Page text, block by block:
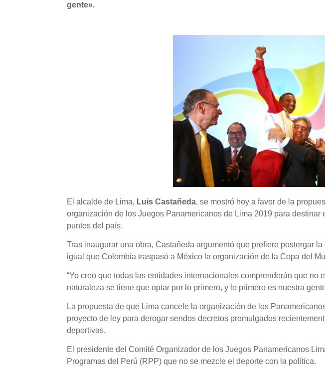
gente».
El alcalde de Lima, Luis Castañeda, se mostró hoy a favor de la
organización de los Juegos Panamericanos de Lima 2019 para
puntos del país.
Tras inaugurar una obra, Castañeda argumentó que prefiere postergar
igual que Colombia traspasó a México la organización de la Copa del
“Yo creo que todas las entidades internacionales comprenderán que
naturaleza se tiene que optar por lo primero, y lo primero es nuestra
La propuesta de que Lima cancele la organización de los
proyecto de ley para derogar sendos decretos promulgados
deportivas.
El presidente del Comité Organizador de los Juegos Panamericanos
Programas del Perú (RPP) que no se mezcle el deporte con la política.